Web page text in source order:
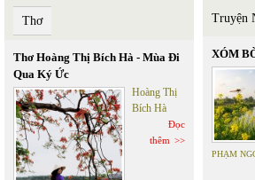
Thơ
Thơ Hoàng Thị Bích Hà - Mùa Đi
Qua Ký Ức
Hoàng Thị
Bích Hà
Đọc
thêm
Truyện
XÓM
PHẠM